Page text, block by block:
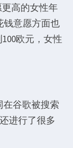
高的女性年
钱意愿方面也
欧元，女性
在谷歌被搜索
进行了很多